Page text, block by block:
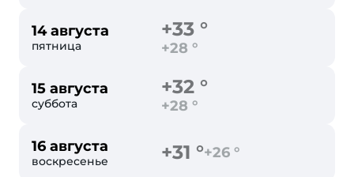
14 августа
пятница
+33 °
+28 °
15 августа
суббота
+32 °
+28 °
16 августа
воскресенье +31 °+26 °